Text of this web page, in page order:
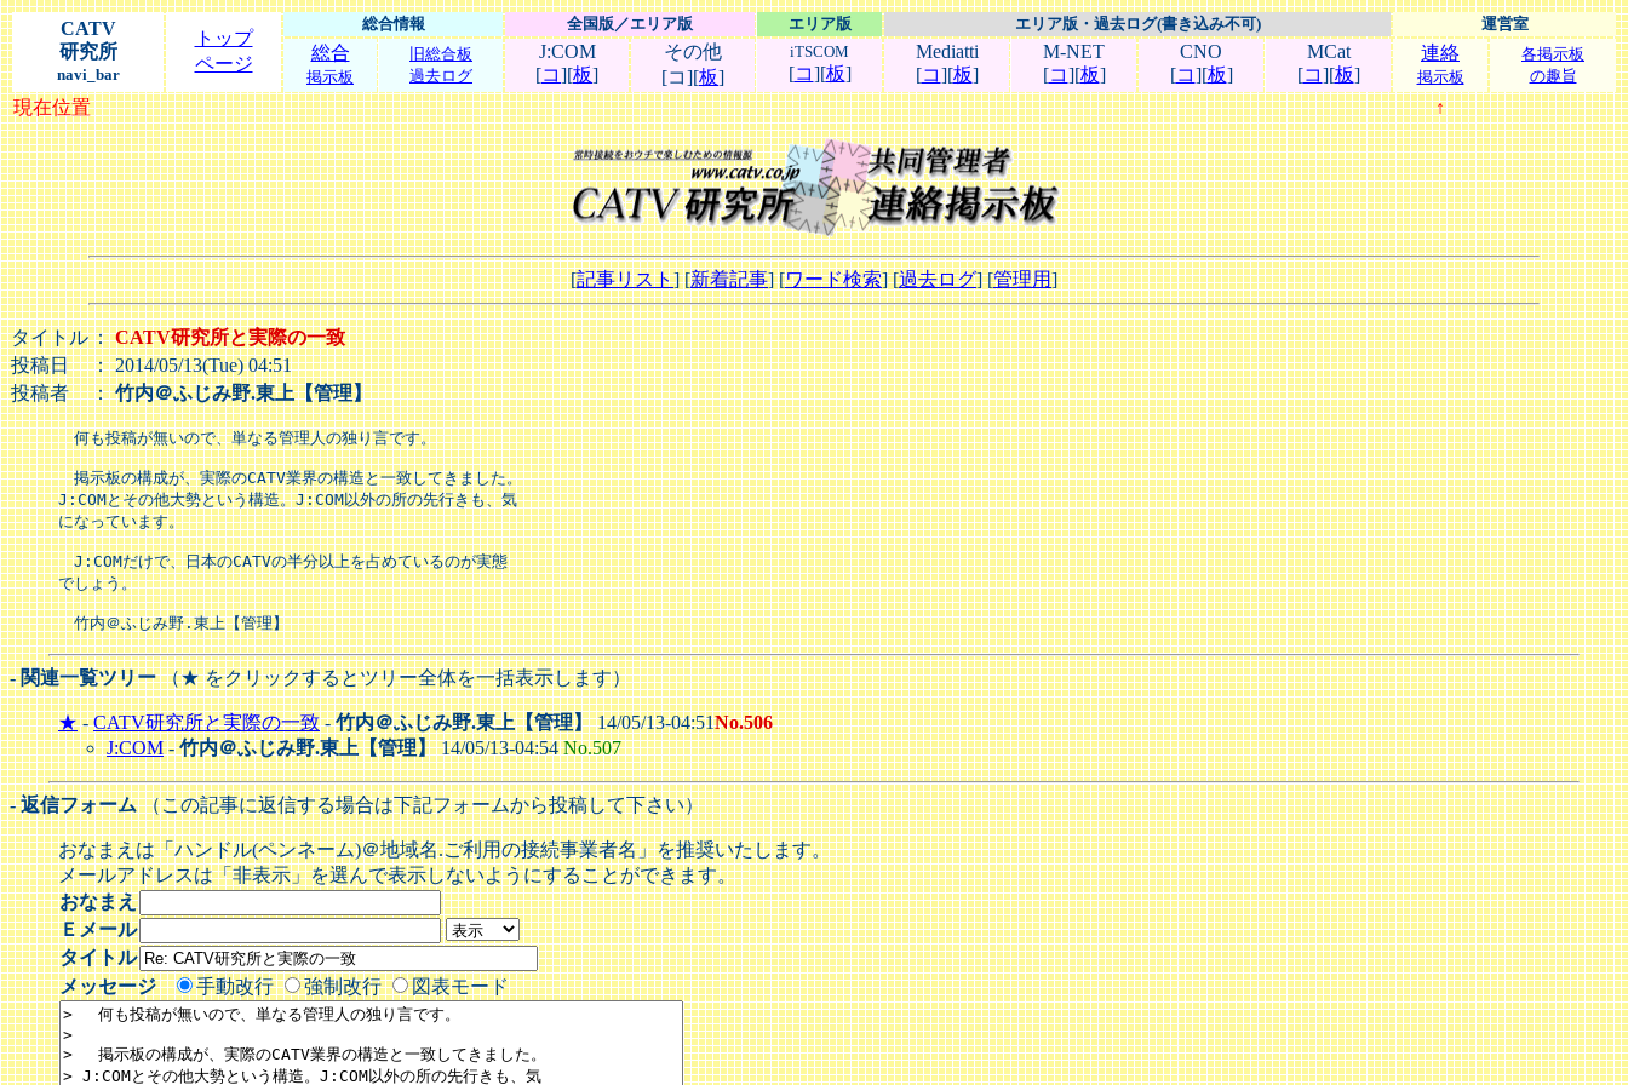
CATV
研究所
navi_bar
トップ
ページ
総合情報 全国版／エリア版 エリア版 エリア版・過去ログ(書き込み不可) 運営室
総合
掲示板
旧総合板
過去ログ
J:COM
[コ][板]
その他
[コ][板]
iTSCOM
[コ][板]
Mediatti
[コ][板]
M-NET
[コ][板]
CNO
[コ][板]
MCat
[コ][板]
連絡
掲示板
各掲示板
の趣旨
現在位置 ↑
[記事リスト] [新着記事] [ワード検索] [過去ログ] [管理用]
タイトル：CATV研究所と実際の一致
投稿日
： 2014/05/13(Tue) 04:51
投稿者
：竹内＠ふじみ野.東上【管理】
何も投稿が無いので、単なる管理人の独り言です。
掲示板の構成が、実際のCATV業界の構造と一致してきました。
J:COMとその他大勢という構造。J:COM以外の所の先行きも、気
になっています。
J:COMだけで、日本のCATVの半分以上を占めているのが実態
でしょう。
竹内＠ふじみ野.東上【管理】
- 関連一覧ツリー（★ をクリックするとツリー全体を一括表示します）
★-CATV研究所と実際の一致-竹内＠ふじみ野.東上【管理】14/05/13-04:51No.506
J:COM-竹内＠ふじみ野.東上【管理】14/05/13-04:54No.507
- 返信フォーム（この記事に返信する場合は下記フォームから投稿して下さい）
おなまえは「ハンドル(ペンネーム)＠地域名.ご利用の接続事業者名」を推奨いたします。
メールアドレスは「非表示」を選んで表示しないようにすることができます。
おなまえ
Ｅメール
タイトル
メッセージ
手動改行 強制改行 図表モード